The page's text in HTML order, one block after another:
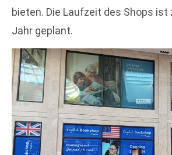
bieten. Die Laufzeit des Shops
Jahr geplant.